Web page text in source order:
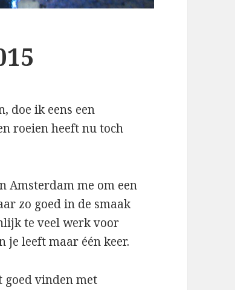
doe ik eens een
roeien heeft nu toch
Amsterdam me om een
zo goed in de smaak
te veel werk voor
je leeft maar één keer.
goed vinden met